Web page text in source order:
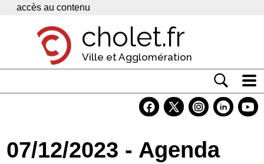
Panneau de gestion des cookies
accès au contenu
cholet.fr
Ville et Agglomération
Economie
07/12/2023 - Agenda